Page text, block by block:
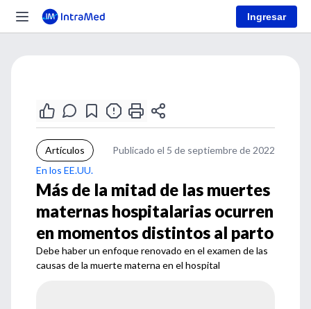
Ingresar
Artículos
Publicado el 5 de septiembre de 2022
En los EE.UU.
Más de la mitad de las muertes
maternas hospitalarias ocurren
en momentos distintos al parto
Debe haber un enfoque renovado en el examen de las
causas de la muerte materna en el hospital